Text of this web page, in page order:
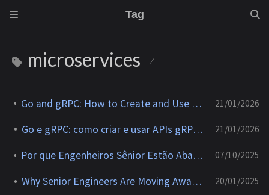
Tag
microservices 4
Go and gRPC: How to Create and Use gRPC APIs from Scratch 21/01/2026
Go e gRPC: como criar e usar APIs gRPC do zero 21/01/2026
Por que Engenheiros Sênior Estão Abandonando MVC em Go 07/10/2025
Why Senior Engineers Are Moving Away from MVC in Go 20/01/2025